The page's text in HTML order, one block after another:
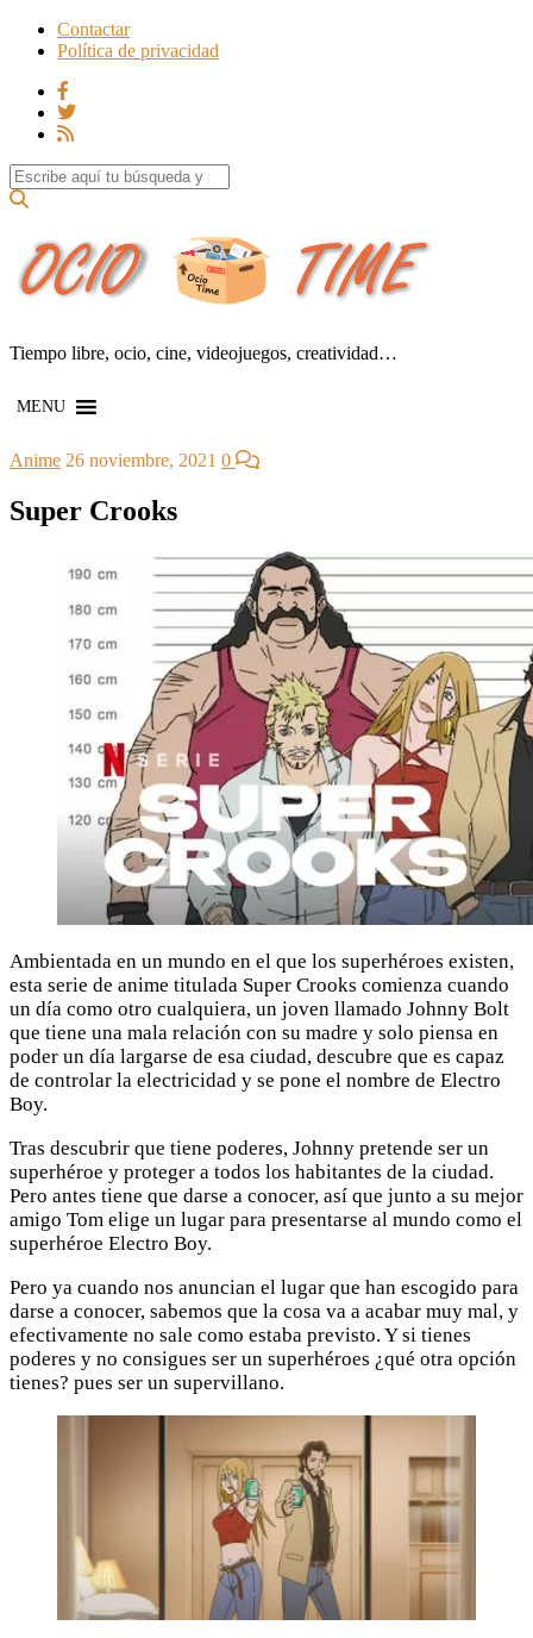
Contactar
Política de privacidad
Search for:
Tiempo libre, ocio, cine, videojuegos, creatividad…
MENU
Anime 26 noviembre, 2021 0
Super Crooks
Ambientada en un mundo en el que los superhéroes existen,
esta serie de anime titulada Super Crooks comienza cuando
un día como otro cualquiera, un joven llamado Johnny Bolt
que tiene una mala relación con su madre y solo piensa en
poder un día largarse de esa ciudad, descubre que es capaz
de controlar la electricidad y se pone el nombre de Electro
Boy.
Tras descubrir que tiene poderes, Johnny pretende ser un
superhéroe y proteger a todos los habitantes de la ciudad.
Pero antes tiene que darse a conocer, así que junto a su mejor
amigo Tom elige un lugar para presentarse al mundo como el
superhéroe Electro Boy.
Pero ya cuando nos anuncian el lugar que han escogido para
darse a conocer, sabemos que la cosa va a acabar muy mal, y
efectivamente no sale como estaba previsto. Y si tienes
poderes y no consigues ser un superhéroes ¿qué otra opción
tienes? pues ser un supervillano.